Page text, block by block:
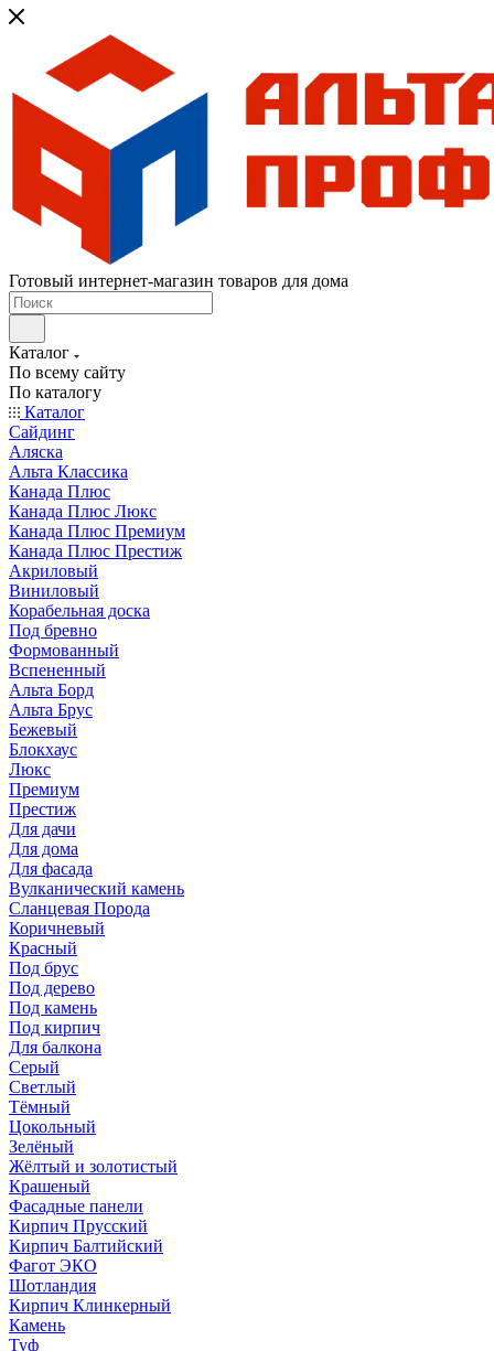
Готовый интернет-магазин товаров для дома
Каталог
По всему сайту
По каталогу
Каталог
Сайдинг
Аляска
Альта Классика
Канада Плюс
Канада Плюс Люкс
Канада Плюс Премиум
Канада Плюс Престиж
Акриловый
Виниловый
Корабельная доска
Под бревно
Формованный
Вспененный
Альта Борд
Альта Брус
Бежевый
Блокхаус
Люкс
Премиум
Престиж
Для дачи
Для дома
Для фасада
Вулканический камень
Сланцевая Порода
Коричневый
Красный
Под брус
Под дерево
Под камень
Под кирпич
Для балкона
Серый
Светлый
Тёмный
Цокольный
Зелёный
Жёлтый и золотистый
Крашеный
Фасадные панели
Кирпич Прусский
Кирпич Балтийский
Фагот ЭКО
Шотландия
Кирпич Клинкерный
Камень
Туф